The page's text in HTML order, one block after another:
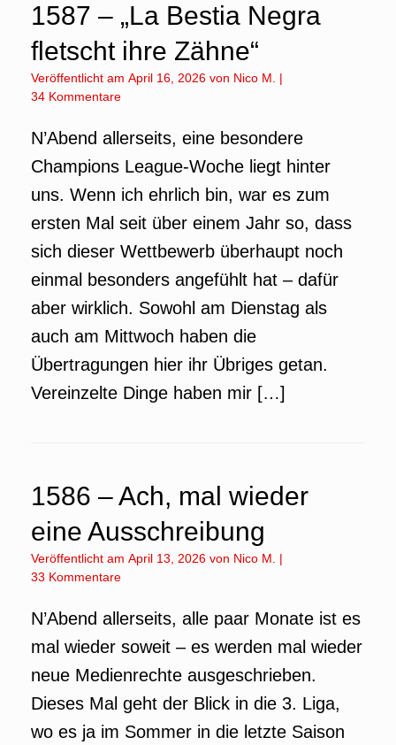
1587 – „La Bestia Negra
fletscht ihre Zähne“
Veröffentlicht am April 16, 2026 von Nico M.
|
34 Kommentare
N’Abend allerseits, eine besondere
Champions League-Woche liegt hinter
uns. Wenn ich ehrlich bin, war es zum
ersten Mal seit über einem Jahr so, dass
sich dieser Wettbewerb überhaupt noch
einmal besonders angefühlt hat – dafür
aber wirklich. Sowohl am Dienstag als
auch am Mittwoch haben die
Übertragungen hier ihr Übriges getan.
Vereinzelte Dinge haben mir […]
1586 – Ach, mal wieder
eine Ausschreibung
Veröffentlicht am April 13, 2026 von Nico M.
|
33 Kommentare
N’Abend allerseits, alle paar Monate ist es
mal wieder soweit – es werden mal wieder
neue Medienrechte ausgeschrieben.
Dieses Mal geht der Blick in die 3. Liga,
wo es ja im Sommer in die letzte Saison